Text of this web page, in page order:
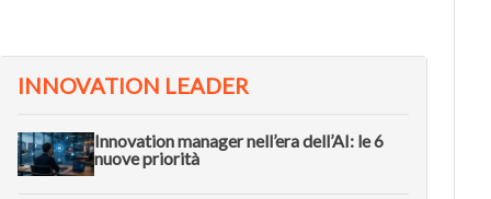
INNOVATION LEADER
Innovation manager nell’era dell’AI: le 6
nuove priorità